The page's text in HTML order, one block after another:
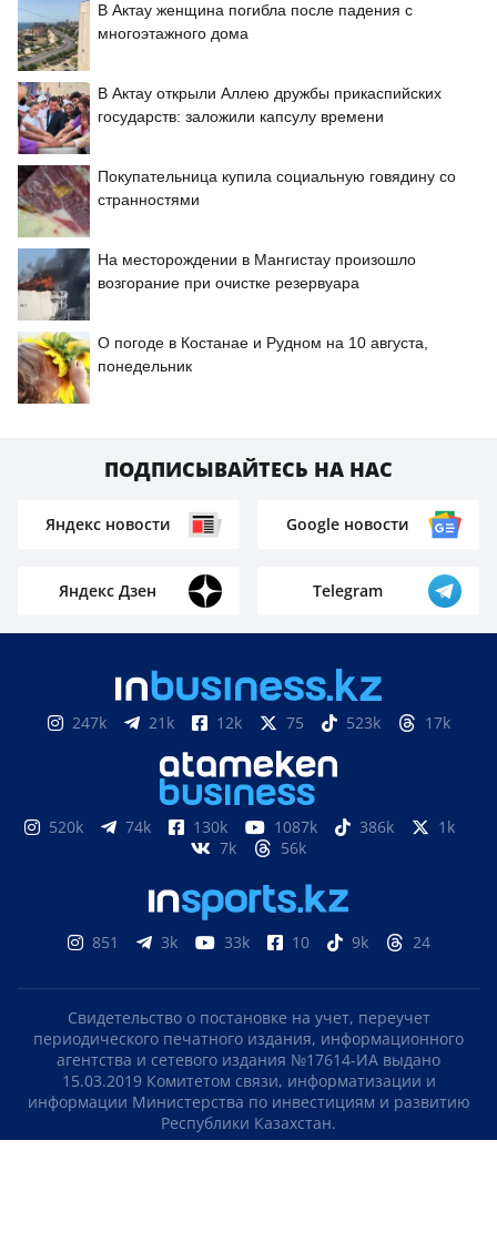
В Актау женщина погибла после падения с
многоэтажного дома
В Актау открыли Аллею дружбы прикаспийских
государств: заложили капсулу времени
Покупательница купила социальную говядину со
странностями
На месторождении в Мангистау произошло
возгорание при очистке резервуара
О погоде в Костанае и Рудном на 10 августа,
понедельник
ПОДПИСЫВАЙТЕСЬ НА НАС
Яндекс новости Google новости
Яндекс Дзен Telegram
247k 21k 12k 75 523k 17k
520k 74k 130k 1087k 386k
1k
7k
56k
851 3k 33k 10 9k 24
Свидетельство о постановке на учет, переучет
периодического печатного издания, информационного
агентства и сетевого издания №17614-ИА выдано
15.03.2019 Комитетом связи, информатизации и
информации Министерства по инвестициям и развитию
Республики Казахстан.